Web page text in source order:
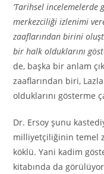
‘Tarihsel
merkezciliği izlenimi
zaaflarından birini
bir halk olduklarını
de, başka bir anlam
zaaflarından biri,
olduklarını gösterme
Dr. Ersoy şunu
milliyetçiliğinin temel
köklü. Yani kadim
kitabında da